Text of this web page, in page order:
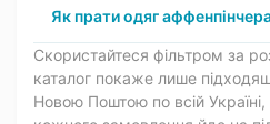
Як прати одяг
Скористайтеся фільтром за
каталог покаже лише
Новою Поштою по всій